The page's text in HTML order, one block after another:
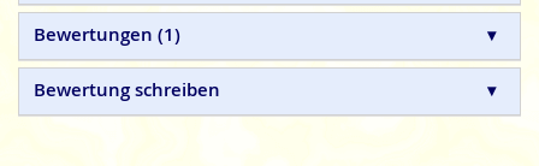
verbrennt man sich die Finger oder man lässt sie eventuell
lassen.
Bewertungen 1
Bewertung schreiben